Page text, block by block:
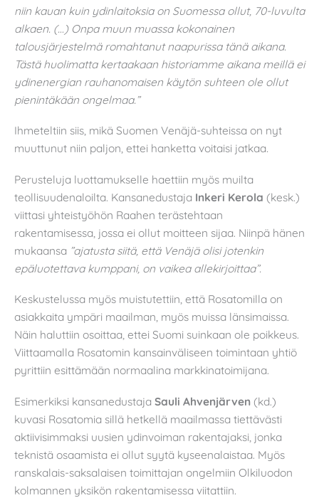
niin kauan kuin ydinlaitoksia on Suomessa ollut, 70-luvulta
alkaen. (…) Onpa muun muassa kokonainen
talousjärjestelmä romahtanut naapurissa tänä aikana.
Tästä huolimatta kertaakaan historiamme aikana meillä ei
ydinenergian rauhanomaisen käytön suhteen ole ollut
pienintäkään ongelmaa.”
Ihmeteltiin siis, mikä Suomen Venäjä-suhteissa on nyt
muuttunut niin paljon, ettei hanketta voitaisi jatkaa.
Perusteluja luottamukselle haettiin myös muilta
teollisuudenaloilta. Kansanedustaja Inkeri Kerola (kesk.)
viittasi yhteistyöhön Raahen terästehtaan
rakentamisessa, jossa ei ollut moitteen sijaa. Niinpä hänen
mukaansa ”ajatusta siitä, että Venäjä olisi jotenkin
epäluotettava kumppani, on vaikea allekirjoittaa”.
Keskustelussa myös muistutettiin, että Rosatomilla on
asiakkaita ympäri maailman, myös muissa länsimaissa.
Näin haluttiin osoittaa, ettei Suomi suinkaan ole poikkeus.
Viittaamalla Rosatomin kansainväliseen toimintaan yhtiö
pyrittiin esittämään normaalina markkinatoimijana.
Esimerkiksi kansanedustaja Sauli Ahvenjärven (kd.)
kuvasi Rosatomia sillä hetkellä maailmassa tiettävästi
aktiivisimmaksi uusien ydinvoiman rakentajaksi, jonka
teknistä osaamista ei ollut syytä kyseenalaistaa. Myös
ranskalais-saksalaisen toimittajan ongelmiin Olkiluodon
kolmannen yksikön rakentamisessa viitattiin.